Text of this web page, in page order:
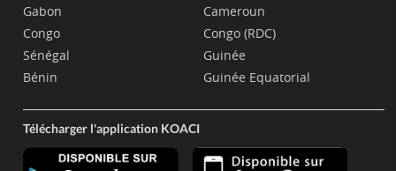
Gabon
Congo
Sénégal
Bénin
Cameroun
Congo (RDC)
Guinée
Guinée Equatorial
Télécharger l'application KOACI